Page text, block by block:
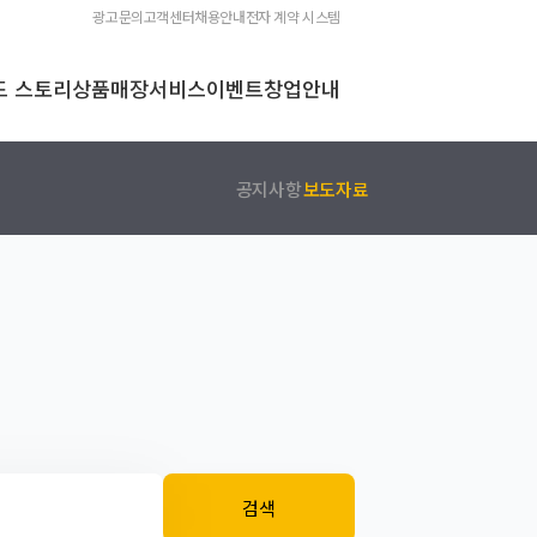
광고문의고객센터채용안내전자 계약 시스템
스토리상품매장서비스이벤트창업안내
공지사항보도자료
검색